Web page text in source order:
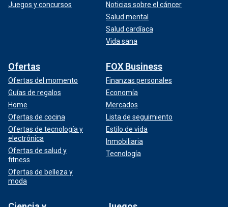
Juegos y concursos
Noticias sobre el cáncer
Salud mental
Salud cardíaca
Vida sana
Ofertas
Ofertas del momento
Guías de regalos
Home
Ofertas de cocina
Ofertas de tecnología y
electrónica
Ofertas de salud y
fitness
Ofertas de belleza y
moda
FOX Business
Finanzas personales
Economía
Mercados
Lista de seguimiento
Estilo de vida
Inmobiliaria
Tecnología